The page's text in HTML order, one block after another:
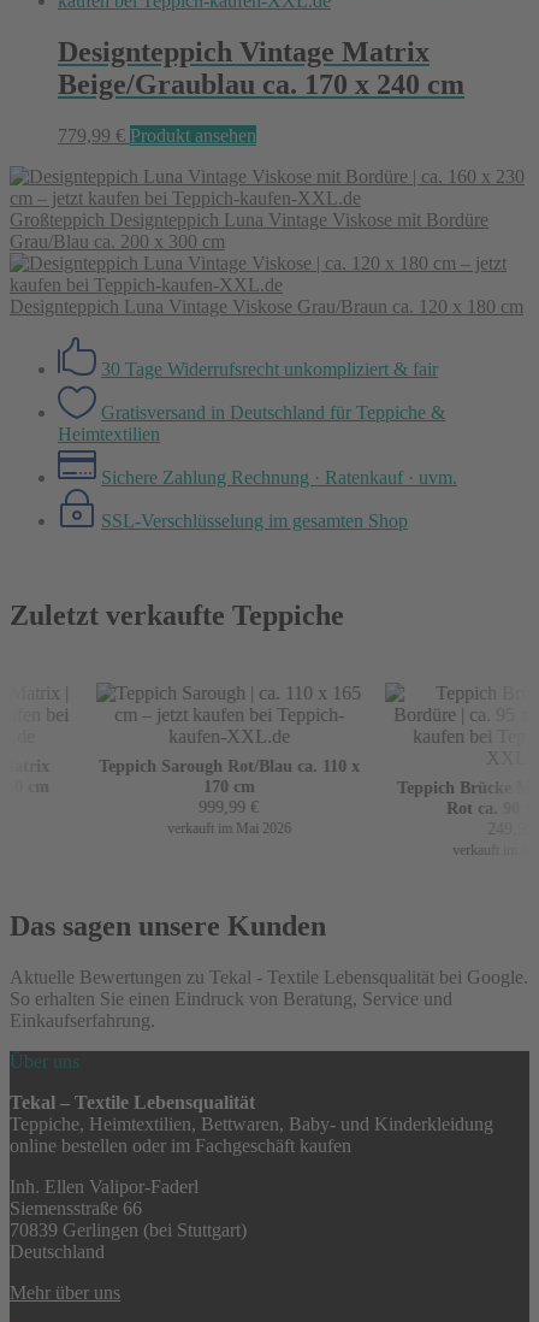
Designteppich Vintage Matrix
Beige/Graublau ca. 170 x 240 cm
779,99 € Produkt ansehen
Großteppich Designteppich Luna Vintage Viskose mit Bordüre
Grau/Blau ca. 200 x 300 cm
Designteppich Luna Vintage Viskose Grau/Braun ca. 120 x 180 cm
30 Tage Widerrufsrecht unkompliziert & fair
Gratisversand in Deutschland für Teppiche &
Heimtextilien
Sichere Zahlung Rechnung · Ratenkauf · uvm.
SSL-Verschlüsselung im gesamten Shop
Zuletzt verkaufte Teppiche
Teppich Sarough Rot/Blau ca. 110 x
170 cm
999,99€
verkauft im Mai 2026
Teppich Brücke Mir
Rot ca. 90 x
verkauft im
Das sagen unsere Kunden
Aktuelle Bewertungen zu Tekal - Textile Lebensqualität bei Google.
So erhalten Sie einen Eindruck von Beratung, Service und
Einkaufserfahrung.
Über uns
Tekal – Textile Lebensqualität
Teppiche, Heimtextilien, Bettwaren, Baby- und Kinderkleidung
online bestellen oder im Fachgeschäft kaufen
Inh. Ellen Valipor-Faderl
Siemensstraße 66
70839 Gerlingen (bei Stuttgart)
Deutschland
Mehr über uns